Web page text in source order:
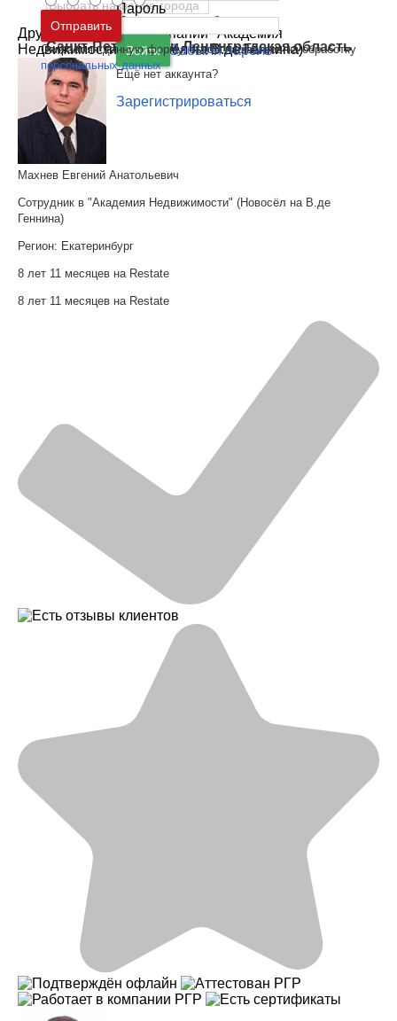
Москва и
Московская область
Санкт-Петербург иЛенинградская область
Пароль
Войти Забыли пароль
Ещё нет аккаунта?
Зарегистрироваться
Другие сотрудники компании "Академия
Недвижимости" (Новосёл на В.де Геннина)
Махнев Евгений Анатольевич
Сотрудник в "Академия Недвижимости" (Новосёл на В.де
Геннина)
Регион: Екатеринбург
8 лет 11 месяцев на Restate
8 лет 11 месяцев на Restate
Отправить
Отправляя данную форму, вы соглашаетесь на обработку
персональных данных